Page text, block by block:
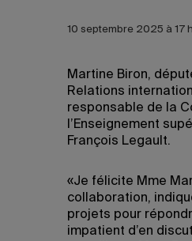
10 septembre 2025 à 17
Martine Biron,
Relations
responsable de la
l’Enseignement
François Legault.
«Je félicite Mme
collaboration,
projets pour
impatient d’en